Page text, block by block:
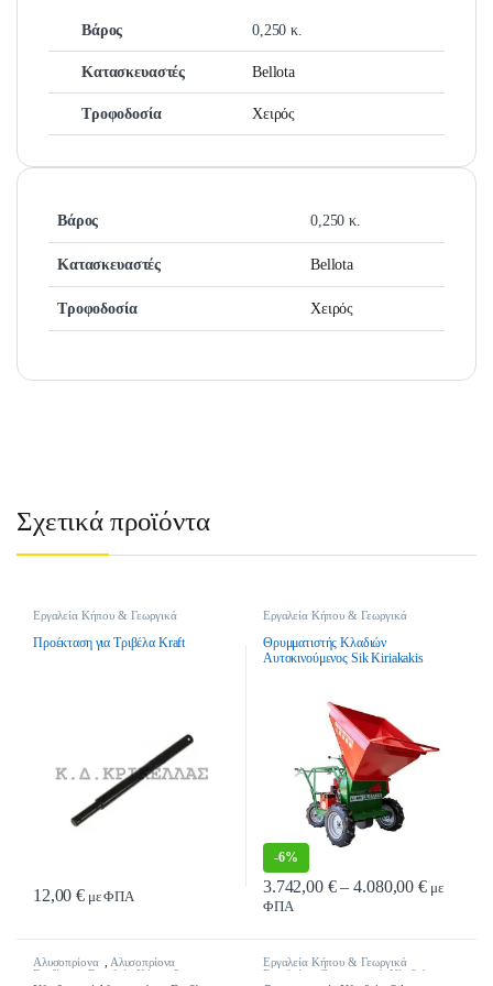
Βάρος 0,250 κ.
Κατασκευαστές Bellota
Τροφοδοσία Χειρός
Βάρος 0,250 κ.
Κατασκευαστές Bellota
Τροφοδοσία Χειρός
Σχετικά προϊόντα
Εργαλεία Κήπου & Γεωργικά
Προέκταση για Τριβέλα Kraft
12,00€ με ΦΠΑ
Εργαλεία Κήπου & Γεωργικά
θρυμματιστές Κλαδιών Πετρελαίου
Θρυμματιστής Κλαδιών
Αυτοκινούμενος Sik Kiriakakis
-6%
3.742,00 € – 4.080,00 €Price
με
ΦΠΑ
Αυτό το προϊόν έχει πολλαπλές
Αλυσοπρίονα , Αλυσοπρίονα
Βενζίνης
,Εργαλεία Κήπου &
Εργαλεία Κήπου & Γεωργικά
Εργαλεία
Θρυμματιστές Κλαδιών